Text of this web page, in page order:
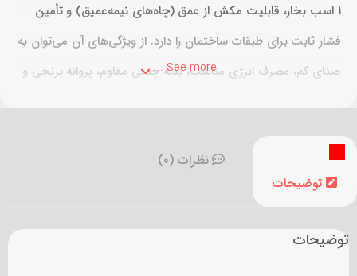
۱ اسب بخار، قابلیت مکش از عمق (چاه‌های نیمه‌عمیق) و تأمین
فشار ثابت برای طبقات ساختمان را دارد. از ویژگی‌های آن می‌توان به
صدای کم، مصرف انرژی مناسب، بدنه چدنی مقاوم، پروانه برنجی و
See more ...
توضیحات
نظرات (0)
توضیحات